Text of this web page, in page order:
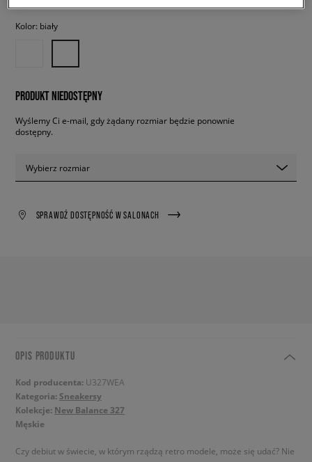
Kolor: biały
PRODUKT NIEDOSTĘPNY
Wyślemy Ci e-mail, gdy żądany rozmiar będzie ponownie
dostępny.
Wybierz rozmiar
SPRAWDŹ DOSTĘPNOŚĆ W SALONACH
OPIS PRODUKTU
Kod producenta: U327WEA
Kategoria: Sneakersy
Kolekcje: New Balance 327
Męskie
Czy debiut w świecie, w którym rządzą retro modele, może się udać? Nie